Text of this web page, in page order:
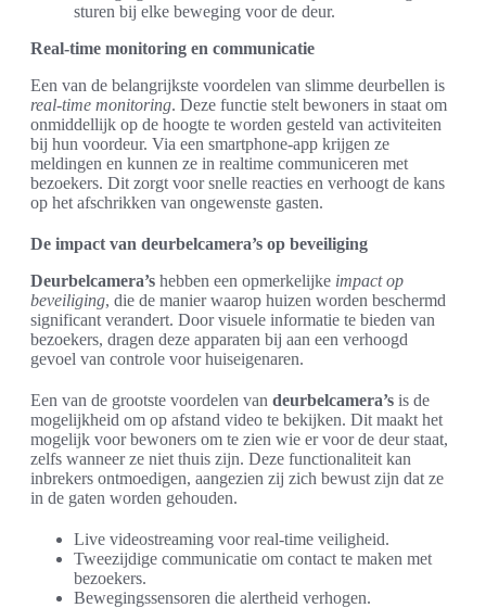
sturen bij elke beweging voor de deur.
Real-time monitoring en communicatie
Een van de belangrijkste voordelen van slimme deurbellen is
real-time monitoring. Deze functie stelt bewoners in staat om
onmiddellijk op de hoogte te worden gesteld van activiteiten
bij hun voordeur. Via een smartphone-app krijgen ze
meldingen en kunnen ze in realtime communiceren met
bezoekers. Dit zorgt voor snelle reacties en verhoogt de kans
op het afschrikken van ongewenste gasten.
De impact van deurbelcamera’s op beveiliging
Deurbelcamera’s hebben een opmerkelijke impact op
beveiliging, die de manier waarop huizen worden beschermd
significant verandert. Door visuele informatie te bieden van
bezoekers, dragen deze apparaten bij aan een verhoogd
gevoel van controle voor huiseigenaren.
Een van de grootste voordelen van deurbelcamera’s is de
mogelijkheid om op afstand video te bekijken. Dit maakt het
mogelijk voor bewoners om te zien wie er voor de deur staat,
zelfs wanneer ze niet thuis zijn. Deze functionaliteit kan
inbrekers ontmoedigen, aangezien zij zich bewust zijn dat ze
in de gaten worden gehouden.
Live videostreaming voor real-time veiligheid.
Tweezijdige communicatie om contact te maken met
bezoekers.
Bewegingssensoren die alertheid verhogen.